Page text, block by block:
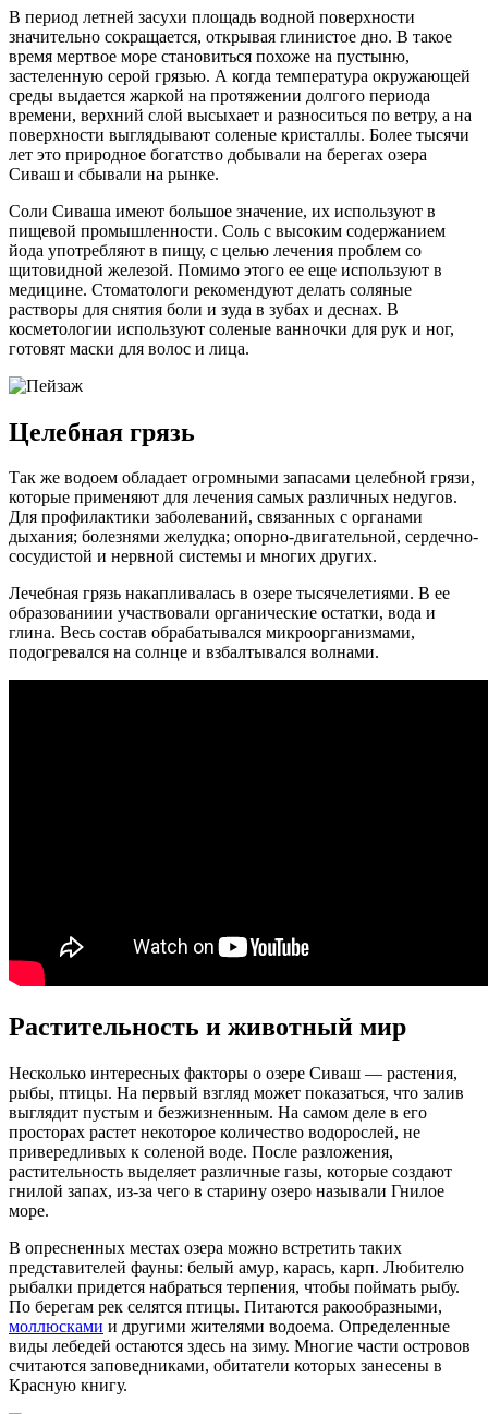
В период летней засухи площадь водной поверхности
значительно сокращается, открывая глинистое дно. В такое
время мертвое море становиться похоже на пустыню,
застеленную серой грязью. А когда температура окружающей
среды выдается жаркой на протяжении долгого периода
времени, верхний слой высыхает и разноситься по ветру, а на
поверхности выглядывают соленые кристаллы. Более тысячи
лет это природное богатство добывали на берегах озера
Сиваш и сбывали на рынке.
Соли Сиваша имеют большое значение, их используют в
пищевой промышленности. Соль с высоким содержанием
йода употребляют в пищу, с целью лечения проблем со
щитовидной железой. Помимо этого ее еще используют в
медицине. Стоматологи рекомендуют делать соляные
растворы для снятия боли и зуда в зубах и деснах. В
косметологии используют соленые ванночки для рук и ног,
готовят маски для волос и лица.
Целебная грязь
Так же водоем обладает огромными запасами целебной грязи,
которые применяют для лечения самых различных недугов.
Для профилактики заболеваний, связанных с органами
дыхания; болезнями желудка; опорно-двигательной, сердечно-
сосудистой и нервной системы и многих других.
Лечебная грязь накапливалась в озере тысячелетиями. В ее
образованиии участвовали органические остатки, вода и
глина. Весь состав обрабатывался микроорганизмами,
подогревался на солнце и взбалтывался волнами.
Растительность и животный мир
Несколько интересных факторы о озере Сиваш — растения,
рыбы, птицы. На первый взгляд может показаться, что залив
выглядит пустым и безжизненным. На самом деле в его
просторах растет некоторое количество водорослей, не
привередливых к соленой воде. После разложения,
растительность выделяет различные газы, которые создают
гнилой запах, из-за чего в старину озеро называли Гнилое
море.
В опресненных местах озера можно встретить таких
представителей фауны: белый амур, карась, карп. Любителю
рыбалки придется набраться терпения, чтобы поймать рыбу.
По берегам рек селятся птицы. Питаются ракообразными,
моллюсками и другими жителями водоема. Определенные
виды лебедей остаются здесь на зиму. Многие части островов
считаются заповедниками, обитатели которых занесены в
Красную книгу.